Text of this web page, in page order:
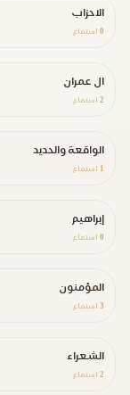
الاحزاب
0 استماع
ال عمران
2 استماع
الواقعة والحديد
1 استماع
إبراهيم
0 استماع
المؤمنون
3 استماع
الشعراء
2 استماع